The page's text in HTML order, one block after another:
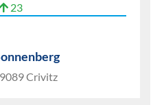
23
Crivitz